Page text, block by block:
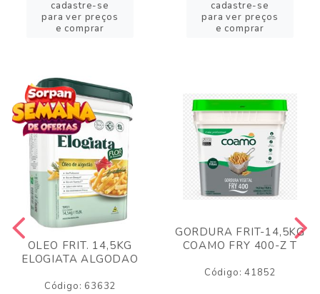
cadastre-se
para ver preços
e comprar
cadastre-se
para ver preços
e comprar
OLEO FRIT. 14,5KG
ELOGIATA ALGODAO
Código: 63632
GORDURA FRIT-14,5KG
COAMO FRY 400-Z T
Código: 41852